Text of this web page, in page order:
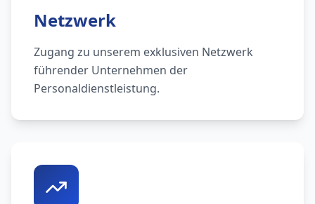
Netzwerk
Zugang zu unserem exklusiven Netzwerk
führender Unternehmen der
Personaldienstleistung.